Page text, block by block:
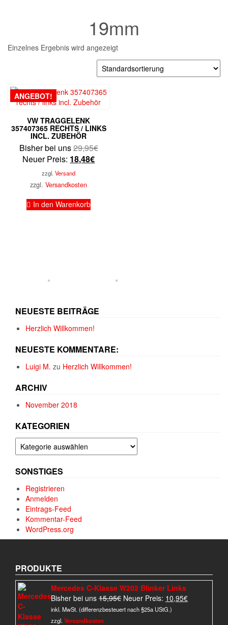
19mm
Einzelnes Ergebnis wird angezeigt
ANGEBOT!
VW TRAGGELENK
357407365 RECHTS / LINKS
INCL. ZUBEHÖR
Bisher bei uns29,95€Ursprünglicher
Neuer Preis: 18,48€Aktueller
zzgl.Versand
zzgl.Versandkosten
In den Warenkorb
NEUESTE BEITRÄGE
Herzlich Willkommen!
NEUESTE KOMMENTARE:
Luigi M. zu Herzlich Willkommen!
ARCHIV
November 2018
KATEGORIEN
Kategorien
SONSTIGES
Registrieren
Anmelden
Eintrags-Feed
Kommentar-Feed
WordPress.org
PRODUKTE
Mercedes C-Klasse W202 Blinker Links
Bisher bei uns 15,95€ Ursprünglicher
Preis
Neuer Preis: 10,95€Aktueller
inkl. MwSt. (differenzbesteuert nach §25a UStG.)
zzgl. Versandkosten